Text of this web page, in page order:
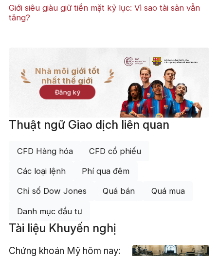
Giới siêu giàu giữ tiền mặt kỷ lục: Vì sao tài sản vẫn
tăng?
Nhà môi giới tốt
nhất thế giới
Đăng ký
Thuật ngữ Giao dịch liên quan
CFD Hàng hóa CFD cổ phiếu
Các loại lệnh Phí qua đêm
Chỉ số Dow Jones Quá bán Quá mua
Danh mục đầu tư
Tài liệu Khuyến nghị
Chứng khoán Mỹ hôm nay: